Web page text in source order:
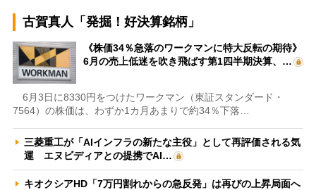
古賀真人「発掘！好決算銘柄」
《株価34％急落のワークマンに特大反転の期待》
6月の売上低迷を吹き飛ばす第1四半期決算、…
6月3日に8330円をつけたワークマン（東証スタンダード・
7564）の株価は、わずか1カ月あまりで約34％下落…
三菱重工が「AIインフラの新たな主役」として再評価される気
運 エヌビディアとの提携でAI…
キオクシアHD「7万円割れからの急反発」は再びの上昇局面へ